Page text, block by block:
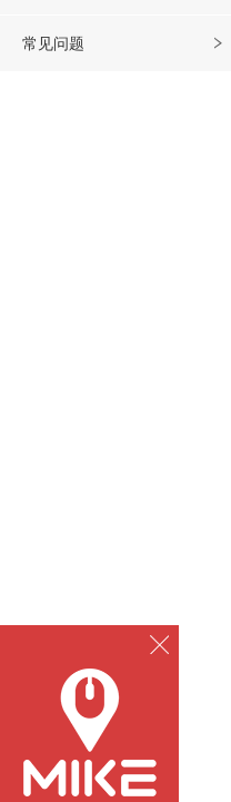
常见问题